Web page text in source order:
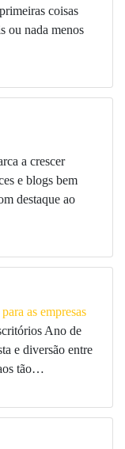
coisas
ou nada menos
a crescer
e blogs bem
destaque ao
as empresas
Ano de
e diversão entre
tão…